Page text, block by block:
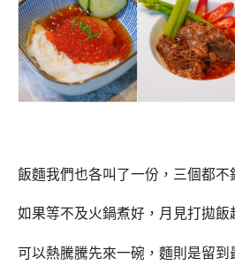
飯麵我們也各叫了一份，三個都不
如果等不及火鍋煮好，月見打拋飯
可以熱騰騰先來一碗，麵則是留到